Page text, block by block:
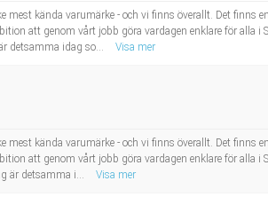
mest kända varumärke - och vi finns överallt. Det finns
att genom vårt jobb göra vardagen enklare för alla i
detsamma idag so...
Visa mer
mest kända varumärke - och vi finns överallt. Det finns
att genom vårt jobb göra vardagen enklare för alla i
är detsamma i...
Visa mer